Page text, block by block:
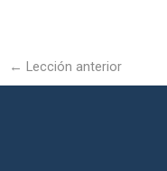
← Lección anterior